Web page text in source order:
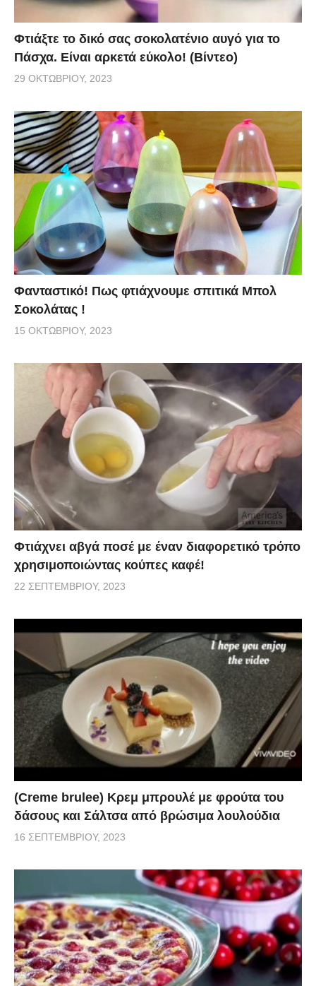
Φτιάξτε το δικό σας σοκολατένιο αυγό για το
Πάσχα. Είναι αρκετά εύκολο! (Βίντεο)
29 ΟΚΤΩΒΡΊΟΥ, 2023
Φανταστικό! Πως φτιάχνουμε σπιτικά Μπολ
Σοκολάτας !
15 ΟΚΤΩΒΡΊΟΥ, 2023
Φτιάχνει αβγά ποσέ με έναν διαφορετικό τρόπο
χρησιμοποιώντας κούπες καφέ!
22 ΣΕΠΤΕΜΒΡΊΟΥ, 2023
(Creme brulee) Κρεμ μπρουλέ με φρούτα του
δάσους και Σάλτσα από βρώσιμα λουλούδια
16 ΣΕΠΤΕΜΒΡΊΟΥ, 2023